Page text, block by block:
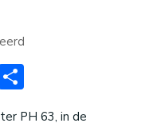
Delen
PH 63, in de